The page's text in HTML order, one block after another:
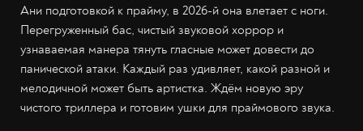
Ани подготовкой к прайму, в 2026-й она влетает с ноги.
Перегруженный бас, чистый звуковой хоррор и
узнаваемая манера тянуть гласные может довести до
панической атаки. Каждый раз удивляет, какой разной и
мелодичной может быть артистка. Ждём новую эру
чистого триллера и готовим ушки для праймового звука.